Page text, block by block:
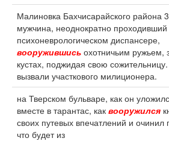
Малиновка Бахчисарайского района
мужчина, неоднократно
психоневрологическом диспансере,
вооружившись охотничьим ружьем,
кустах, поджидая свою
вызвали участкового милиционера.
на Тверском бульваре, как он
вместе в тарантас, как вооружился
своих путевых впечатлений и
что будет из